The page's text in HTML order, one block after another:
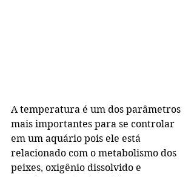
A temperatura é um dos parâmetros
mais importantes para se controlar
em um aquário pois ele está
relacionado com o metabolismo dos
peixes, oxigênio dissolvido e